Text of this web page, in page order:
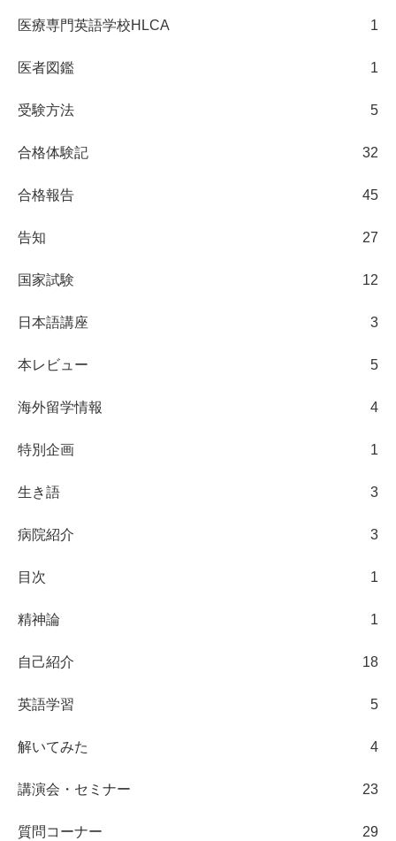
医療専門英語学校HLCA 1
医者図鑑 1
受験方法 5
合格体験記 32
合格報告 45
告知 27
国家試験 12
日本語講座 3
本レビュー 5
海外留学情報 4
特別企画 1
生き語 3
病院紹介 3
目次 1
精神論 1
自己紹介 18
英語学習 5
解いてみた 4
講演会・セミナー 23
質問コーナー 29